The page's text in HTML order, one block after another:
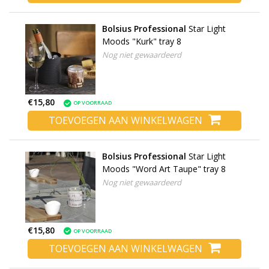
Bolsius Professional Star Light
Moods "Kurk" tray 8
Nog niet gewaardeerd
€15,80 OP VOORRAAD
TOEVOEGEN AAN WINKELWAGEN
Bolsius Professional Star Light
Moods "Word Art Taupe" tray 8
Nog niet gewaardeerd
€15,80 OP VOORRAAD
TOEVOEGEN AAN WINKELWAGEN